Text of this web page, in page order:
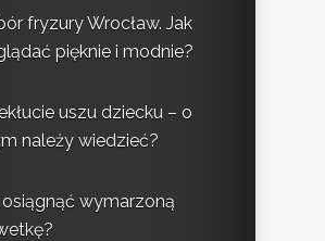
fryzury Wrocław. Jak
pięknie i modnie?
uszu dziecku – o
należy wiedzieć?
osiągnąć wymarzoną